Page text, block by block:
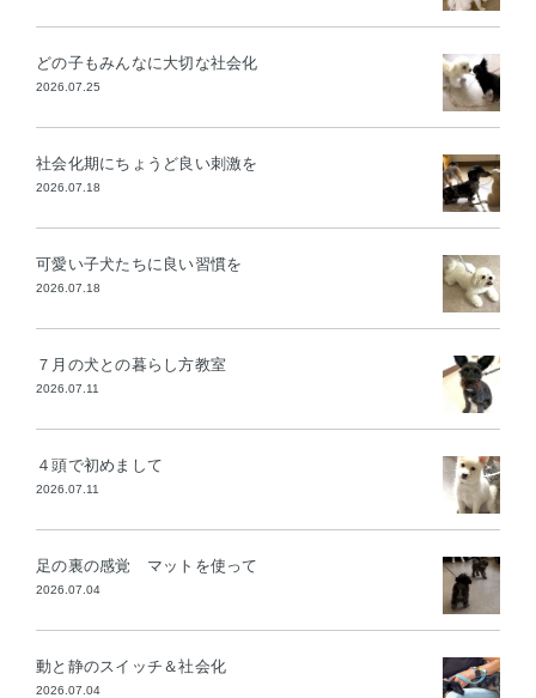
どの子もみんなに大切な社会化
2026.07.25
社会化期にちょうど良い刺激を
2026.07.18
可愛い子犬たちに良い習慣を
2026.07.18
７月の犬との暮らし方教室
2026.07.11
４頭で初めまして
2026.07.11
足の裏の感覚 マットを使って
2026.07.04
動と静のスイッチ＆社会化
2026.07.04